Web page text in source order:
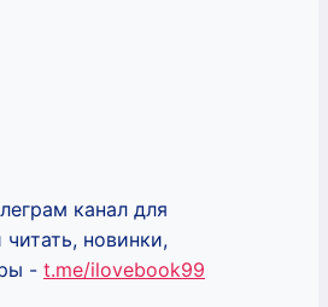
канал для
новинки,
- t.me/ilovebook99